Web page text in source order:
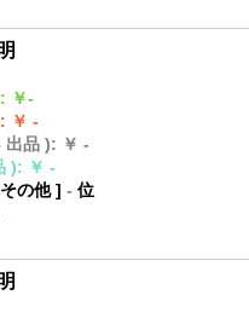
: ￥-
: ￥ -
出品 ): ￥ -
): ￥ -
その他]- 位